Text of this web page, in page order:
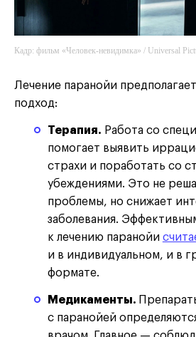
Кадр: фильм «Человек-невидимка» / Universal
Лечение паранойи
подход:
Терапия. Работа со
помогает выявить
страхи и поработать со
убеждениями. Это не
проблемы, но снижает
заболевания.
к лечению паранойи
и в индивидуальном, и в
формате.
Медикаменты.
с паранойей